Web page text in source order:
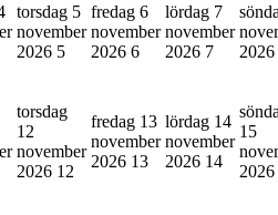
torsdag 5
november
2026 5
fredag 6
november
2026 6
lördag 7
november
2026 7
2026
torsdag
12
november
2026 12
fredag 13
november
2026 13
lördag 14
november
2026 14
15
2026